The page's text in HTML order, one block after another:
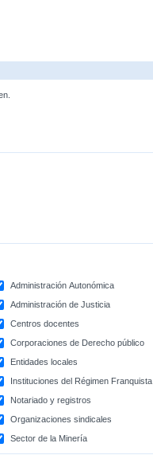
Administración Autonómica
Administración de Justicia
Centros docentes
Corporaciones de Derecho público
Entidades locales
Instituciones del Régimen Franquista
Notariado y registros
Organizaciones sindicales
Sector de la Minería